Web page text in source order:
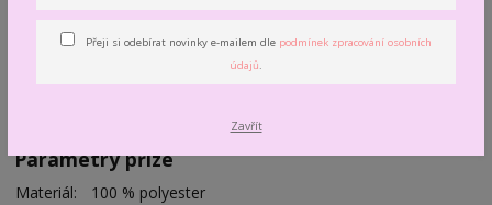
Oblíbená žinylková příze s pokoveným vláknem. Měkká na omak,
hebká a příjemná. Vhodná pro háčkování i pletení. Využijete ji
všude tam, kde chcete hebký a měkký výrobek. Můžete z ní
Parametry příze
Materiál:
100 % polyester
Přeji si odebírat novinky e-mailem dle podmínek zpracování osobních
údajů.
Zavřít